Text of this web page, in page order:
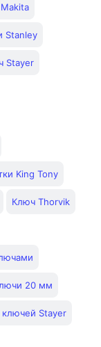
Stanley
Stayer
King Tony
Ключ Thorvik
20 мм
Stayer